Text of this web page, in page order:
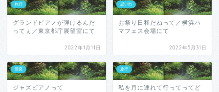
旅行
グランドピアノが弾けるんだ
ってぇ／東京都庁展望室にて
2022年1月11日
思い出
お祭り日和だねって／横浜ハ
マフェス会場にて
2022年5月31日
音楽
ジャズピアノって
旅行
私を月に連れて行ってってど